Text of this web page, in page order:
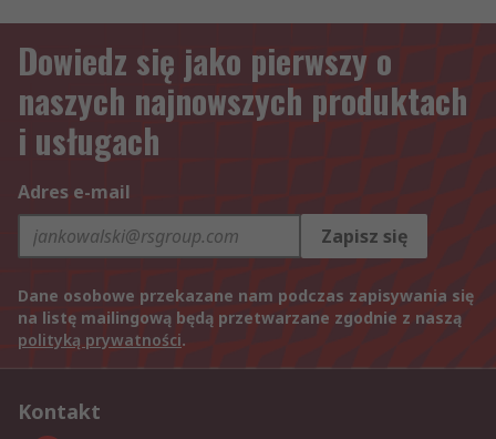
Dowiedz się jako pierwszy o
naszych najnowszych produktach
i usługach
Adres e-mail
Zapisz się
Dane osobowe przekazane nam podczas zapisywania się
na listę mailingową będą przetwarzane zgodnie z naszą
polityką prywatności.
Kontakt